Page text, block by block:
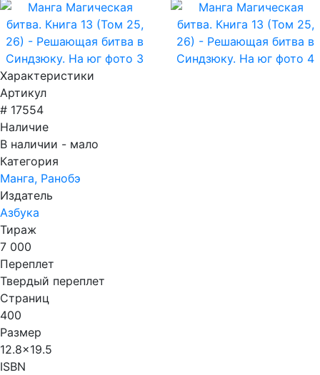
Характеристики
Артикул
# 17554
Наличие
В наличии - мало
Категория
Манга, Ранобэ
Издатель
Азбука
Тираж
7 000
Переплет
Твердый переплет
Страниц
400
Размер
12.8x19.5
ISBN